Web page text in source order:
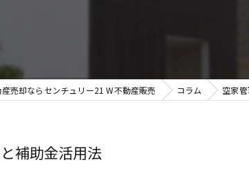
売却ならセンチュリー21 W不動産販売 コラム 空家
補助金活用法